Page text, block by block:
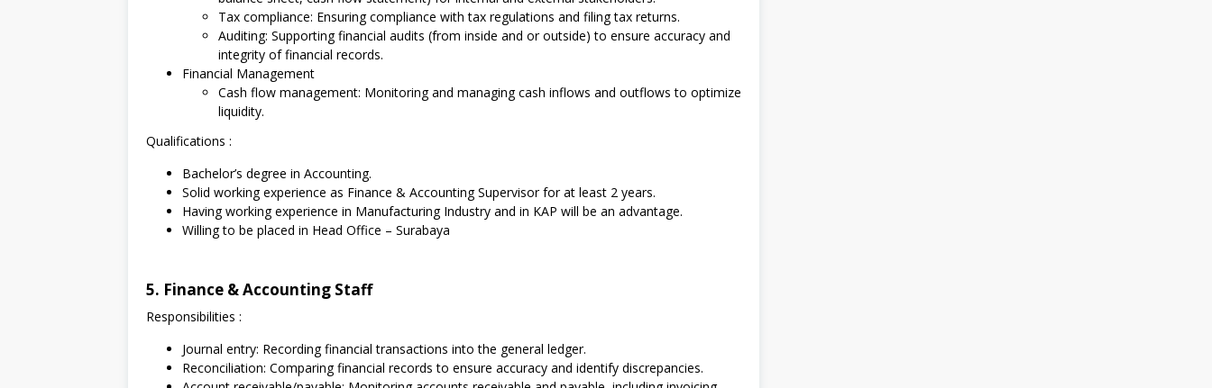
Tax compliance: Ensuring compliance with tax regulations and filing tax returns.
Auditing: Supporting financial audits (from inside and or outside) to ensure accuracy and
integrity of financial records.
Financial Management
Cash flow management: Monitoring and managing cash inflows and outflows to optimize
liquidity.
Qualifications :
Bachelor’s degree in Accounting.
Solid working experience as Finance & Accounting Supervisor for at least 2 years.
Having working experience in Manufacturing Industry and in KAP will be an advantage.
Willing to be placed in Head Office – Surabaya
5. Finance & Accounting Staff
Responsibilities :
Journal entry: Recording financial transactions into the general ledger.
Reconciliation: Comparing financial records to ensure accuracy and identify discrepancies.